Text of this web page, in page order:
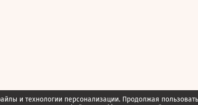
и технологии персонализации. Продолжая